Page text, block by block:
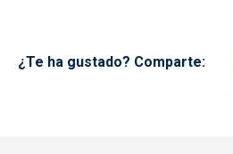
¿Te ha gustado? Comparte: